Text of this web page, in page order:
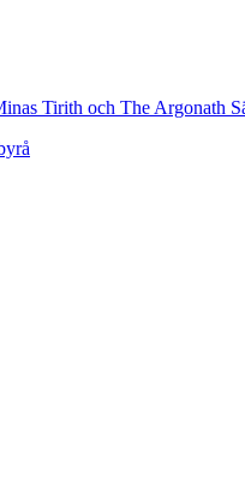
Tirith och The Argonath